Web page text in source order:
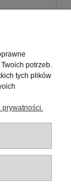
-
potrzeb.
tych plików
prywatności.